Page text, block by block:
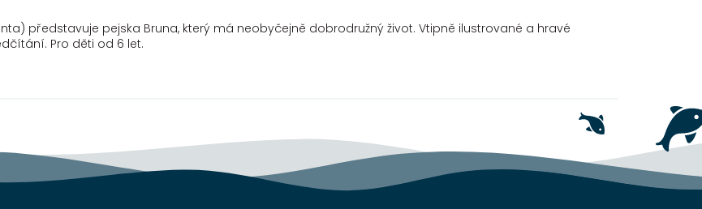
představuje pejska Bruna, který má neobyčejně dobrodružný život. Vtipně ilustrované a hravé
Pro děti od 6 let.